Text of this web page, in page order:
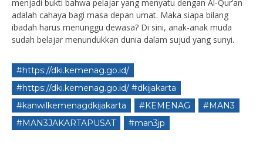
menjadi bukti bahwa pelajar yang menyatu dengan Al-Qur’an
adalah cahaya bagi masa depan umat. Maka siapa bilang
ibadah harus menunggu dewasa? Di sini, anak-anak muda
sudah belajar menundukkan dunia dalam sujud yang sunyi.
#https://dki.kemenag.go.id/
#https://dki.kemenag.go.id/ #dkijakarta
#kanwilkemenagdkijakarta
#KEMENAG
#MAN3
#MAN3JAKARTAPUSAT
#man3jp